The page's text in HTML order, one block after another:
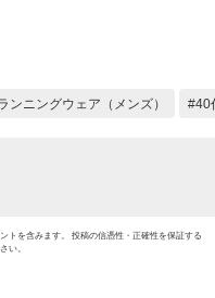
ン ジョギング ハイ
ニン
ンニングウェア（メンズ） 40
トを含みます。 投稿の信憑性・正確性を保証する
い。